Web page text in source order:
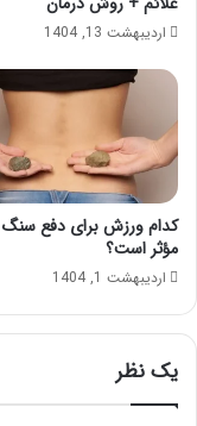
اردیبهشت 13, 1404
کدام ورزش برای دفع سنگ
مؤثر است؟
اردیبهشت 1, 1404
یک نظر